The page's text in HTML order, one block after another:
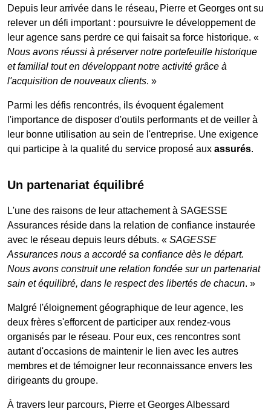
Depuis leur arrivée dans le réseau, Pierre et Georges ont su
relever un défi important : poursuivre le développement de
leur agence sans perdre ce qui faisait sa force historique. «
Nous avons réussi à préserver notre portefeuille historique
et familial tout en développant notre activité grâce à
l'acquisition de nouveaux clients. »
Parmi les défis rencontrés, ils évoquent également
l'importance de disposer d'outils performants et de veiller à
leur bonne utilisation au sein de l'entreprise. Une exigence
qui participe à la qualité du service proposé aux assurés.
Un partenariat équilibré
L'une des raisons de leur attachement à SAGESSE
Assurances réside dans la relation de confiance instaurée
avec le réseau depuis leurs débuts. « SAGESSE
Assurances nous a accordé sa confiance dès le départ.
Nous avons construit une relation fondée sur un partenariat
sain et équilibré, dans le respect des libertés de chacun. »
Malgré l'éloignement géographique de leur agence, les
deux frères s'efforcent de participer aux rendez-vous
organisés par le réseau. Pour eux, ces rencontres sont
autant d'occasions de maintenir le lien avec les autres
membres et de témoigner leur reconnaissance envers les
dirigeants du groupe.
À travers leur parcours, Pierre et Georges Albessard